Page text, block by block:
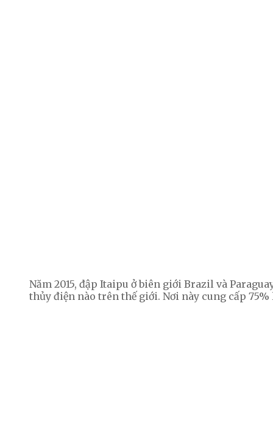
Năm 2015, đập Itaipu ở biên giới Brazil và
thủy điện nào trên thế giới. Nơi này cung cấp